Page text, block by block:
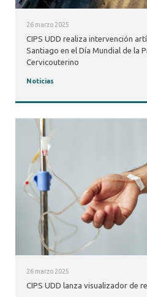
26 marzo 2025
CIPS UDD realiza intervención
Santiago en el Día Mundial de la
Cervicouterino
Noticias
26 marzo 2025
CIPS UDD lanza visualizador de